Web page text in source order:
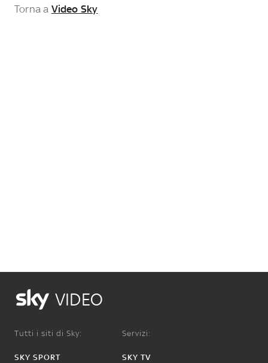
Torna a Video Sky
VIDEO
Tutti i siti di Sky:
SKY SPORT
Servizi:
SKY TV